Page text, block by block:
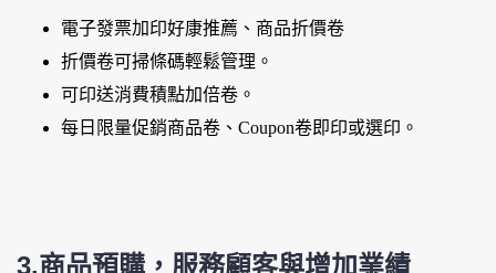
電子發票加印好康推薦、商品折價卷
折價卷可掃條碼輕鬆管理。
可印送消費積點加倍卷。
每日限量促銷商品卷、Coupon卷即印或選印。
3.商品預購，服務顧客與增加業績